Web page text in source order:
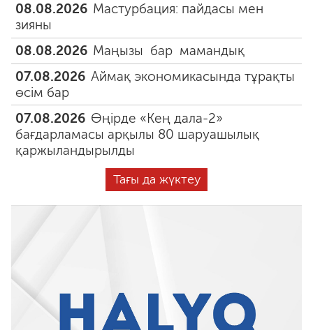
08.08.2026 Мастурбация: пайдасы мен
зияны
08.08.2026 Маңызы бар мамандық
07.08.2026 Аймақ экономикасында тұрақты
өсім бар
07.08.2026 Өңірде «Кең дала-2»
бағдарламасы арқылы 80 шаруашылық
қаржыландырылды
Тағы да жүктеу